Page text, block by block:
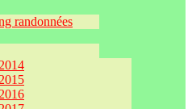
randonnées
2014
2015
2016